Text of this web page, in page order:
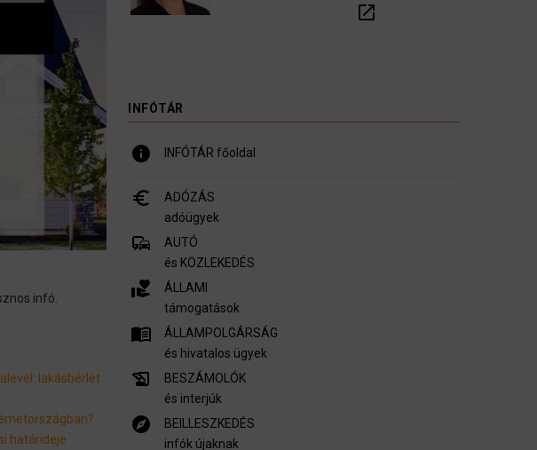
infó.
lakásbérlet
határideje
open_in_new
INFÓTÁR
info INFÓTÁR főoldal
euro_symbol
ADÓZÁS
adóügyek
commute
AUTÓ
és KÖZLEKEDÉS
volunteer_activism
ÁLLAMI
támogatások
menu_book
ÁLLAMPOLGÁRSÁG
és hivatalos ügyek
history_edu
BESZÁMOLÓK
és interjúk
explore
BEILLESZKEDÉS
infók újaknak